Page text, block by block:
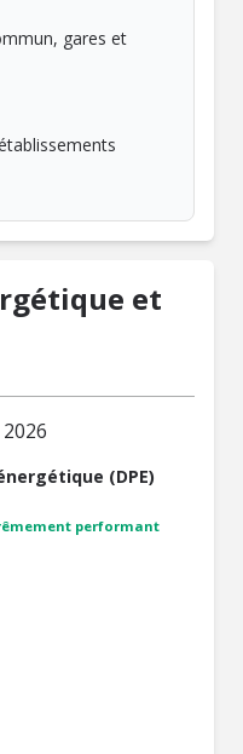
gares et
et
(DPE)
performant